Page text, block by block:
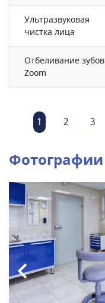
Ультразвуковая
чистка лица
Отбеливание зубов
Zoom
1 2 3
Фотографии